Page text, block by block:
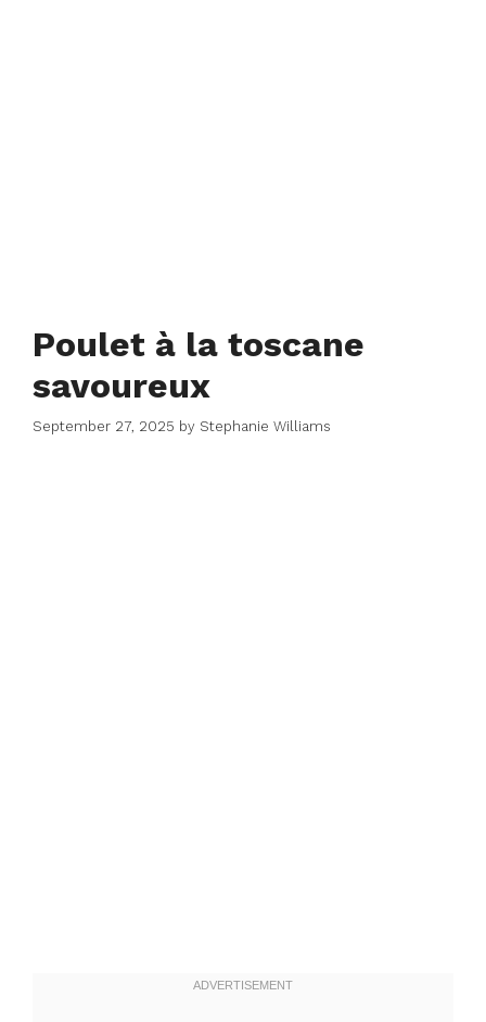
Poulet à la toscane
savoureux
September 27, 2025 by Stephanie Williams